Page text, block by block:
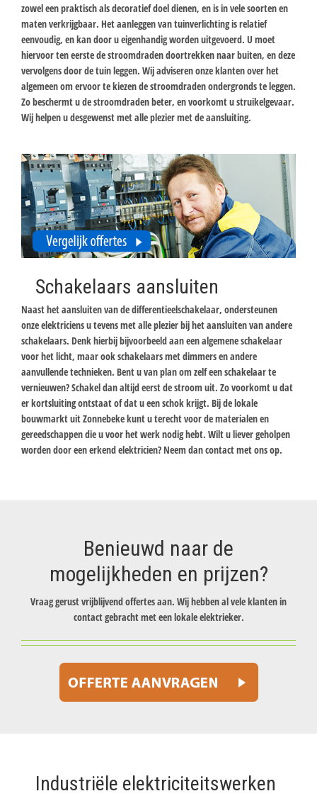
zowel een praktisch als decoratief doel dienen, en is in vele soorten en
maten verkrijgbaar. Het aanleggen van tuinverlichting is relatief
eenvoudig, en kan door u eigenhandig worden uitgevoerd. U moet
hiervoor ten eerste de stroomdraden doortrekken naar buiten, en deze
vervolgens door de tuin leggen. Wij adviseren onze klanten over het
algemeen om ervoor te kiezen de stroomdraden ondergronds te leggen.
Zo beschermt u de stroomdraden beter, en voorkomt u struikelgevaar.
Wij helpen u desgewenst met alle plezier met de aansluiting.
Schakelaars aansluiten
Naast het aansluiten van de differentieelschakelaar, ondersteunen
onze elektriciens u tevens met alle plezier bij het aansluiten van andere
schakelaars. Denk hierbij bijvoorbeeld aan een algemene schakelaar
voor het licht, maar ook schakelaars met dimmers en andere
aanvullende technieken. Bent u van plan om zelf een schakelaar te
vernieuwen? Schakel dan altijd eerst de stroom uit. Zo voorkomt u dat
er kortsluiting ontstaat of dat u een schok krijgt. Bij de lokale
bouwmarkt uit Zonnebeke kunt u terecht voor de materialen en
gereedschappen die u voor het werk nodig hebt. Wilt u liever geholpen
worden door een erkend elektricien? Neem dan contact met ons op.
Benieuwd naar de
mogelijkheden en prijzen?
Vraag gerust vrijblijvend offertes aan. Wij hebben al vele klanten in
contact gebracht met een lokale elektrieker.
Industriële elektriciteitswerken